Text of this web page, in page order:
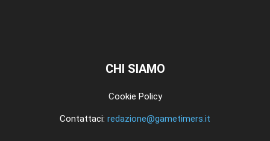
CHI SIAMO
Cookie Policy
Contattaci: redazione@gametimers.it